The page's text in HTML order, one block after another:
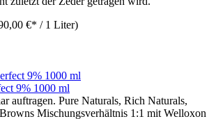
€* / 1 Liter)
9% 1000 ml
auftragen. Pure Naturals, Rich Naturals,
Mischungsverhältnis 1:1 mit Welloxon